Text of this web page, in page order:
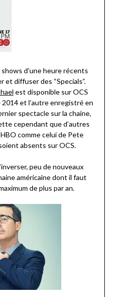
d’une heure récents
diffuser des “Specials”.
est disponible sur OCS
2014 et l’autre enregistré en
spectacle sur la chaine,
cependant que d’autres
comme celui de Pete
absents sur OCS.
peu de nouveaux
américaine dont il faut
de plus par an.